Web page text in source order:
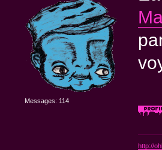
Messages: 114
http://